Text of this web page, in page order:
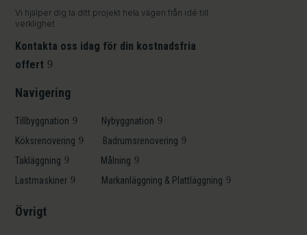
Vi hjälper dig ta ditt projekt hela vägen från idé till
verklighet.
Kontakta oss idag för din kostnadsfria
offert
Navigering
Tillbyggnation
Nybyggnation
Köksrenovering
Badrumsrenovering
Takläggning
Målning
Lastmaskiner
Markanläggning & Plattläggning
Övrigt